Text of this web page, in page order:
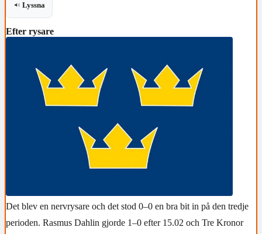
Lyssna
Efter rysare
Det blev en nervrysare och det stod 0–0 en bra bit in på den tredje
perioden. Rasmus Dahlin gjorde 1–0 efter 15.02 och Tre Kronor